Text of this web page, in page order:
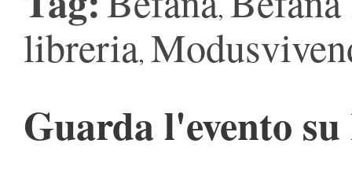
,
libreria,
Guarda l'evento su